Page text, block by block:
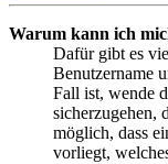
Warum kann ich
Dafür gibt es
Benutzername
Fall ist, wende
sicherzugehen,
möglich, dass
vorliegt,